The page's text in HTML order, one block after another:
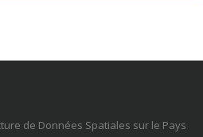
de Données Spatiales sur le Pays